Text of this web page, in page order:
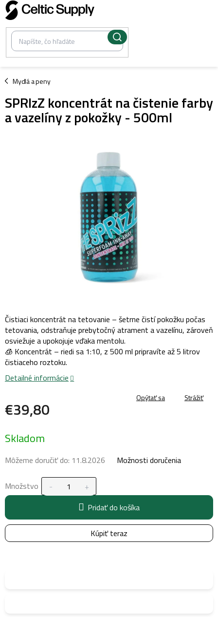
Prejsť
na
obsah
Mydlá a peny
/
SPRIzZ koncentrát na čistenie farby
a vazelíny z pokožky - 500ml
€39,80
cena:
Skladom
Môžeme doručiť do: 11.8.2026 Možnosti doručenia
Množstvo
Pridať do košíka
Kúpiť teraz
Čistiaci koncentrát na tetovanie – šetrne čistí pokožku počas
tetovania, odstraňuje prebytočný atrament a vazelínu, zároveň
osviežuje a upokojuje vďaka mentolu.
🧊 Koncentrát – riedi sa 1:10, z 500 ml pripravíte až 5 litrov
čistiaceho roztoku.
Detailné informácie
Opýtať sa Strážiť